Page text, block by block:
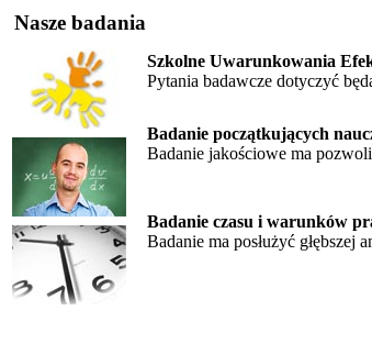
Nasze badania
Szkolne Uwarunkowania
Pytania badawcze dotyczyć
Badanie początkujących
Badanie jakościowe ma
Badanie czasu i warunków
Badanie ma posłużyć głębszej